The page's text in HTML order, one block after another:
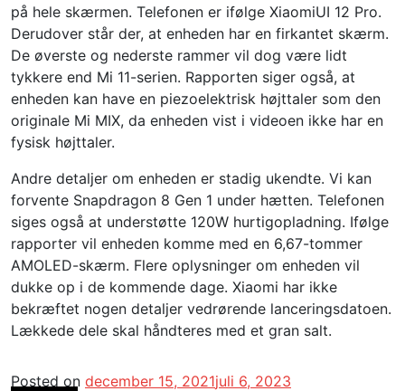
på hele skærmen. Telefonen er ifølge XiaomiUI 12 Pro.
Derudover står der, at enheden har en firkantet skærm.
De øverste og nederste rammer vil dog være lidt
tykkere end Mi 11-serien. Rapporten siger også, at
enheden kan have en piezoelektrisk højttaler som den
originale Mi MIX, da enheden vist i videoen ikke har en
fysisk højttaler.
Andre detaljer om enheden er stadig ukendte. Vi kan
forvente Snapdragon 8 Gen 1 under hætten. Telefonen
siges også at understøtte 120W hurtigopladning. Ifølge
rapporter vil enheden komme med en 6,67-tommer
AMOLED-skærm. Flere oplysninger om enheden vil
dukke op i de kommende dage. Xiaomi har ikke
bekræftet nogen detaljer vedrørende lanceringsdatoen.
Lækkede dele skal håndteres med et gran salt.
Posted on december 15, 2021juli 6, 2023